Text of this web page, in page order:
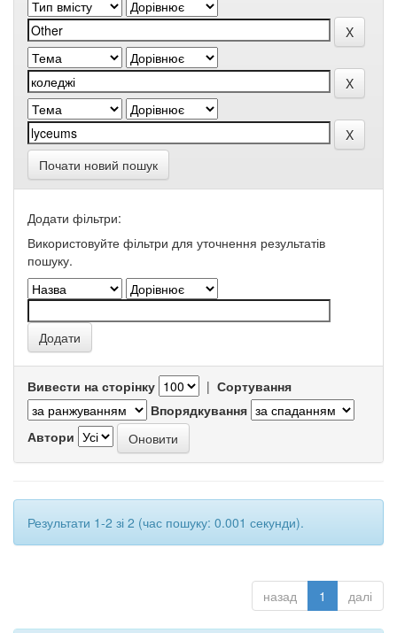
Почати новий пошук
Додати фільтри:
Використовуйте фільтри для уточнення результатів
пошуку.
Вивести на сторінку | Сортування
Впорядкування
Автори
Результати 1-2 зі 2 (час пошуку: 0.001 секунди).
назад 1 далі